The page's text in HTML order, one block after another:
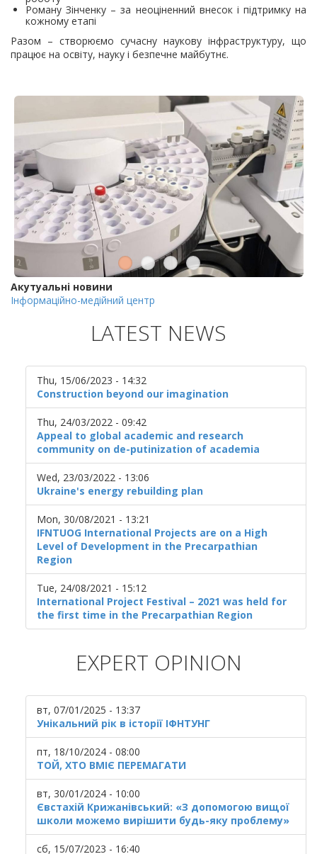
Роману Зінченку – за неоціненний внесок і підтримку на
кожному етапі
Разом – створюємо сучасну наукову інфраструктуру, що
працює на освіту, науку і безпечне майбутнє.
Акутуальні новини
Інформаційно-медійний центр
LATEST NEWS
Thu, 15/06/2023 - 14:32
Construction beyond our imagination
Thu, 24/03/2022 - 09:42
Appeal to global academic and research
community on de-putinization of academia
Wed, 23/03/2022 - 13:06
Ukraine's energy rebuilding plan
Mon, 30/08/2021 - 13:21
IFNTUOG International Projects are on a High
Level of Development in the Precarpathian
Region
Tue, 24/08/2021 - 15:12
International Project Festival – 2021 was held for
the first time in the Precarpathian Region
EXPERT OPINION
вт, 07/01/2025 - 13:37
Унікальний рік в історії ІФНТУНГ
пт, 18/10/2024 - 08:00
ТОЙ, ХТО ВМІЄ ПЕРЕМАГАТИ
вт, 30/01/2024 - 10:00
Євстахій Крижанівський: «З допомогою вищої
школи можемо вирішити будь-яку проблему»
сб, 15/07/2023 - 16:40